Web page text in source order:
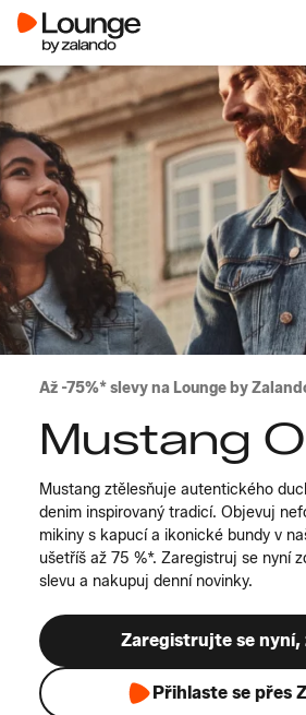
Až -75%* slevy na Lounge by
Mustang
Mustang ztělesňuje autentického
denim inspirovaný tradicí. Objevuj
mikiny s kapucí a ikonické bundy v
ušetříš až 75 %*. Zaregistruj se nyní
slevu a nakupuj denní novinky.
Zaregistrujte se nyní,
Přihlaste se přes